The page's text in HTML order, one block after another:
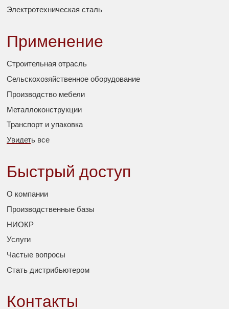
Электротехническая сталь
Применение
Строительная отрасль
Сельскохозяйственное оборудование
Производство мебели
Металлоконструкции
Транспорт и упаковка
Увидеть все
Быстрый доступ
О компании
Производственные базы
НИОКР
Услуги
Частые вопросы
Стать дистрибьютером
Контакты